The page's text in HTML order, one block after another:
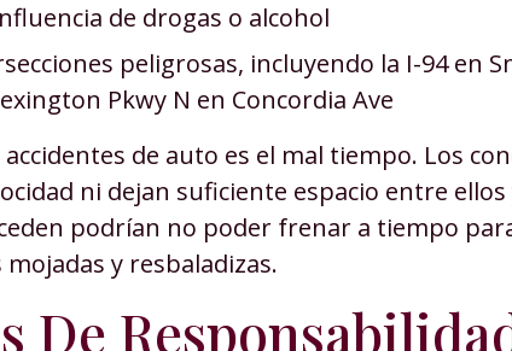
de drogas o alcohol
peligrosas, incluyendo la I-94 en
Pkwy N en Concordia Ave
de auto es el mal tiempo. Los
ni dejan suficiente espacio entre ellos
podrían no poder frenar a tiempo
y resbaladizas.
De